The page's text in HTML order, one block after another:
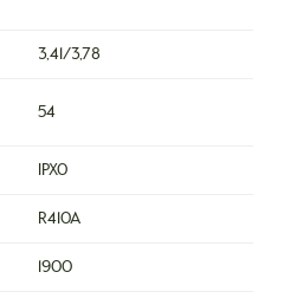
3,41/3,78
54
IPX0
R410A
1900